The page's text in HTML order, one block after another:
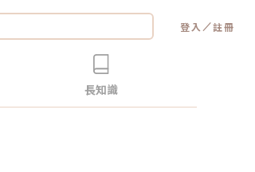
登入 ／註冊
長知識